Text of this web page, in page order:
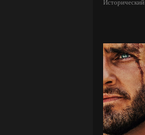
Исторический